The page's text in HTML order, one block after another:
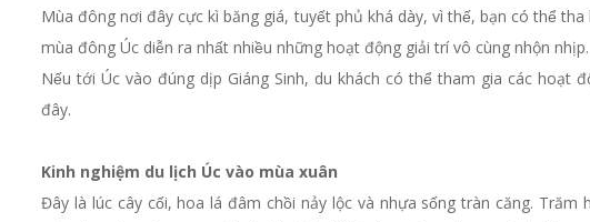
Mùa đông nơi đây cực kì băng giá, tuyết phủ khá dày, vì thế, bạn có thể
mùa đông Úc diễn ra nhất nhiều những hoạt động giải trí vô cùng nhộn nhịp.
Nếu tới Úc vào đúng dịp Giáng Sinh, du khách có thể tham gia các hoạt
đây.
Kinh nghiệm du lịch Úc vào mùa xuân
Đây là lúc cây cối, hoa lá đâm chồi nảy lộc và nhựa sống tràn căng.